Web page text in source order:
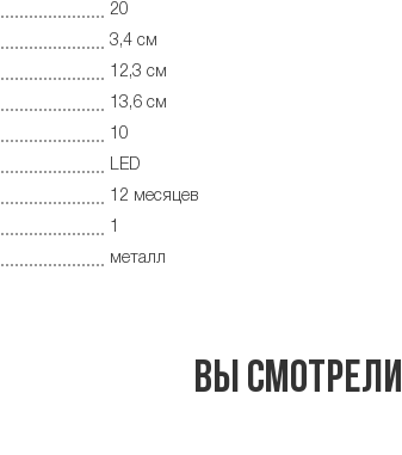
20
3,4 см
12,3 см
13,6 см
10
LED
12 месяцев
1
металл
Вы смотрели